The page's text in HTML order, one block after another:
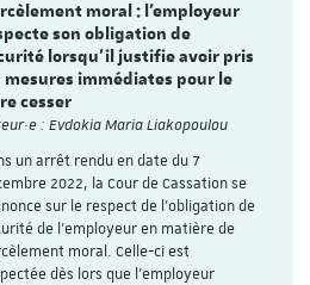
moral : l’employeur
son obligation de
lorsqu’il justifie avoir pris
mesures immédiates pour le
cesser
: Evdokia Maria Liakopoulou
un arrêt rendu en date du 7
2022, la Cour de Cassation se
sur le respect de l’obligation de
de l'employeur en matière de
moral. Celle-ci est
dès lors que l’employeur